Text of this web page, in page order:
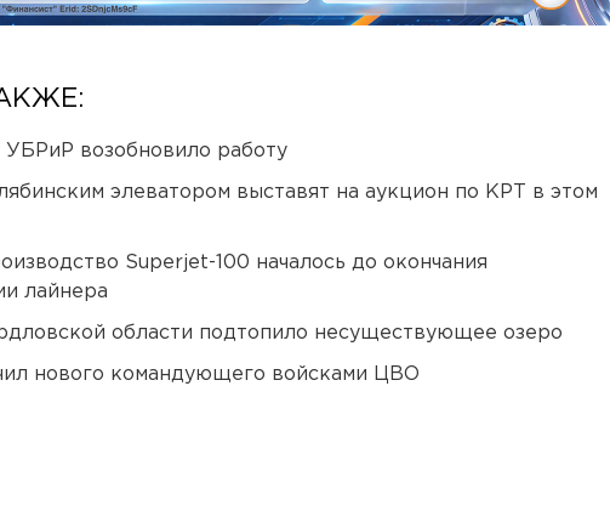
УБРиР возобновило работу
элеватором выставят на аукцион по КРТ в этом
Superjet-100 началось до окончания
лайнера
области подтопило несуществующее озеро
нового командующего войсками ЦВО